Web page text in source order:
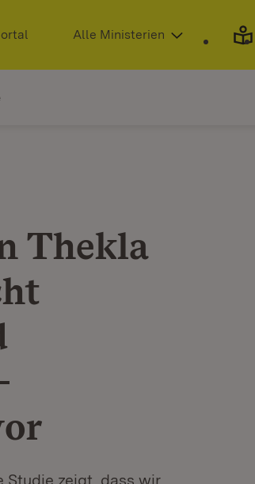
(Öffnet in neuem Fenster)
Alle Ministerien
Thekla
Studie zeigt, dass wir